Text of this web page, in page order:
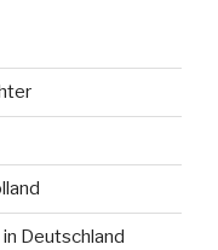
Deutschland